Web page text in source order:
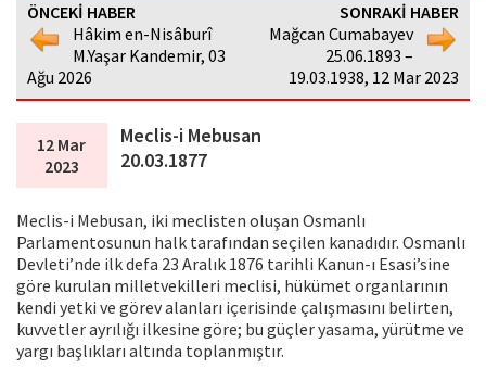
ÖNCEKİ HABER
Hâkim en-Nisâburî
M.Yaşar Kandemir, 03
Ağu 2026
SONRAKİ HABER
Mağcan Cumabayev
25.06.1893 –
19.03.1938, 12 Mar 2023
12 Mar
2023
Meclis-i Mebusan
20.03.1877
Meclis-i Mebusan, iki meclisten oluşan Osmanlı
Parlamentosunun halk tarafından seçilen kanadıdır. Osmanlı
Devleti’nde ilk defa 23 Aralık 1876 tarihli Kanun-ı Esasi’sine
göre kurulan milletvekilleri meclisi, hükümet organlarının
kendi yetki ve görev alanları içerisinde çalışmasını belirten,
kuvvetler ayrılığı ilkesine göre; bu güçler yasama, yürütme ve
yargı başlıkları altında toplanmıştır.